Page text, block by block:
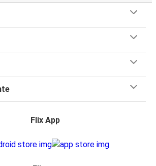
Flix App